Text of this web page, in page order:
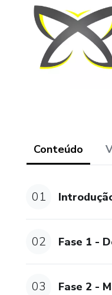
Conteúdo
01
02 Fase 1 -
03 Fase 2 -